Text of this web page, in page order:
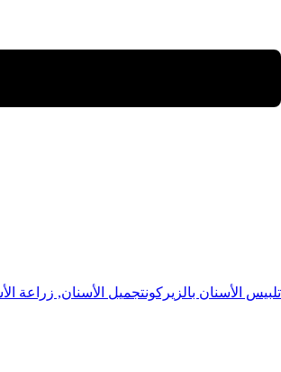
تلبيس الأسنان بالزيركونتجميل الأسنان, زراعة